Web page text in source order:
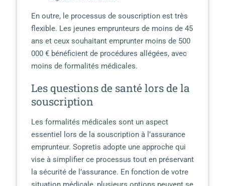
En outre, le processus de souscription est très
flexible. Les jeunes emprunteurs de moins de 45
ans et ceux souhaitant emprunter moins de 500
000 € bénéficient de procédures allégées, avec
moins de formalités médicales.
Les questions de santé lors de la
souscription
Les formalités médicales sont un aspect
essentiel lors de la souscription à l’assurance
emprunteur. Sopretis adopte une approche qui
vise à simplifier ce processus tout en préservant
la sécurité de l’assurance. En fonction de votre